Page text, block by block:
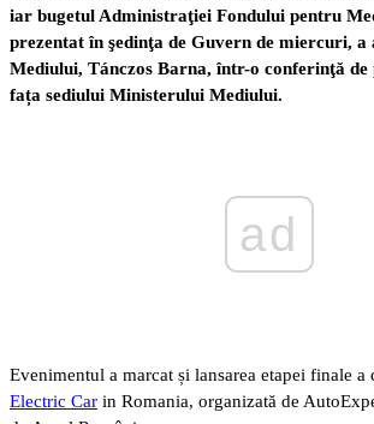
iar bugetul Administraţiei Fondului pentru
prezentat în şedinţa de Guvern de miercuri,
Mediului, Tánczos Barna, într-o conferinţă
fața sediului Ministerului Mediului.
ad
Evenimentul a marcat și lansarea etapei finale a
Electric Car in Romania, organizată de